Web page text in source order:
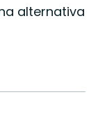
alternativa